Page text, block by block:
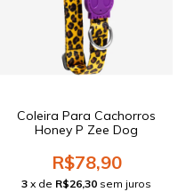
Coleira Para Cachorros
Honey P Zee Dog
R$78,90
3 x de R$26,30 sem juros